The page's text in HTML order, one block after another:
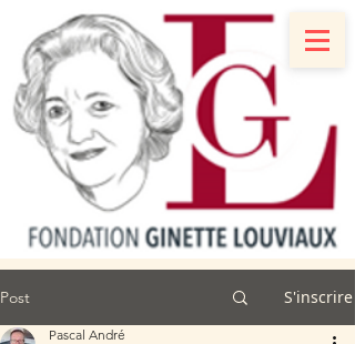
Post S'inscrire
Pascal André